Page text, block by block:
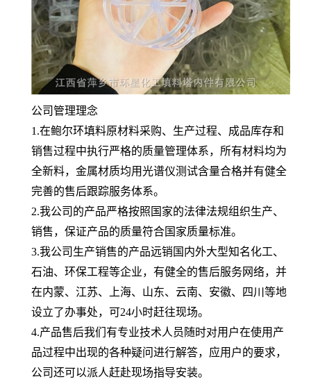
公司管理理念
1.在鲍尔环填料原材料采购、生产过程、成品库存和
销售过程中执行严格的质量管理体系，所有材料均为
全新料，金属材质均用光谱仪测试含量合格并有健全
完善的售后跟踪服务体系。
2.我公司的产品严格按照国家的法律法规组织生产、
销售，保证产品的质量符合国家质量标准。
3.我公司生产销售的产品远销国内外大型知名化工、
石油、环保工程等企业，有健全的售后服务网络，并
在内蒙、江苏、上海、山东、云南、安徽、四川等地
设立了办事处，可24小时赶往现场。
4.产品售后我们有专业技术人员随时对用户在使用产
品过程中出现的各种疑问进行解答，应用户的要求，
公司还可以派人赶赴现场指导安装。